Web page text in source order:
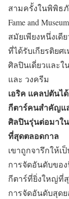
สามครั้งในพิพิธภั
Fame and
สมัยเพียงหนึ่งเ
ที่ได้รับเกียรติยศ
ศิลปินเดี่ยวและใ
และ วงครีม
เอริค แคลปตันไ
กีตาร์คนสำคัญแ
ศิลปินรุ่นต่อมาใ
ที่สุดตลอดกาล
เขาถูกจารึกให้
การจัดอันดับขอ
กีตาร์ที่ยิ่งใหญ่ที่
การจัดอันดับสุด